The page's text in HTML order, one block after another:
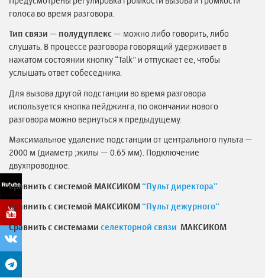
голоса во время разговора.
Тип связи — полудуплекс — можно либо говорить, либо
слушать. В процессе разговора говорящий удерживает в
нажатом состоянии кнопку “Talk” и отпускает ее, чтобы
услышать ответ собеседника.
Для вызова другой подстанции во время разговора
используется кнопка пейджинга, по окончании нового
разговора можно вернуться к предыдущему.
Максимальное удаление подстанции от центрального пульта —
2000 м (диаметр ;жилы — 0.65 мм). Подключение
двухпроводное.
Сравнить с системой МАКСИКОМ“Пульт директора”
Сравнить с системой МАКСИКОМ“Пульт дежурного”
Сравнить с системами селекторной связи МАКСИКОМ